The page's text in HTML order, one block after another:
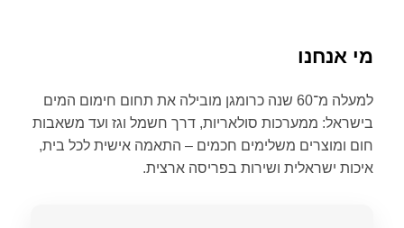
מי אנחנו
למעלה מ־60 שנה כרומגן מובילה את תחום חימום המים
בישראל: ממערכות סולאריות, דרך חשמל וגז ועד משאבות
חום ומוצרים משלימים חכמים – התאמה אישית לכל בית,
איכות ישראלית ושירות בפריסה ארצית.